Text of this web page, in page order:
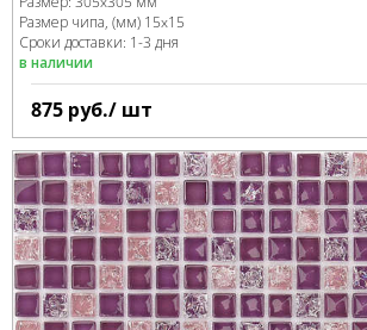
Размер чипа, (мм) 15x15
Сроки доставки: 1-3 дня
в наличии
875 руб./ шт